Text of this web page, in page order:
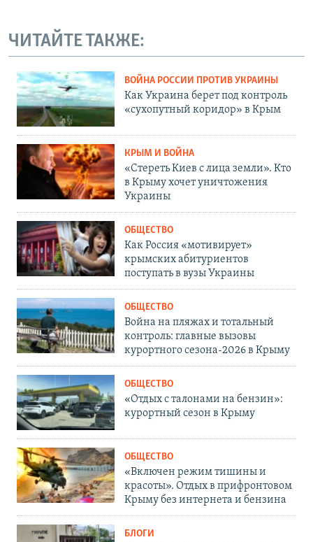
ЧИТАЙТЕ ТАКЖЕ:
ВОЙНА РОССИИ ПРОТИВ УКРАИНЫ
Как Украина берет под контроль
«сухопутный коридор» в Крым
КРЫМ И ВОЙНА
«Стереть Киев с лица земли». Кто
в Крыму хочет уничтожения
Украины
ОБЩЕСТВО
Как Россия «мотивирует»
крымских абитуриентов
поступать в вузы Украины
ОБЩЕСТВО
Война на пляжах и тотальный
контроль: главные вызовы
курортного сезона-2026 в Крыму
ОБЩЕСТВО
«Отдых с талонами на бензин»:
курортный сезон в Крыму
ОБЩЕСТВО
«Включен режим тишины и
красоты». Отдых в прифронтовом
Крыму без интернета и бензина
БЛОГИ